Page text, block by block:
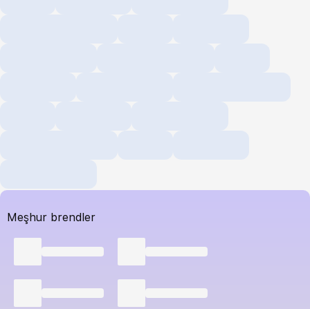
Meşhur brendler